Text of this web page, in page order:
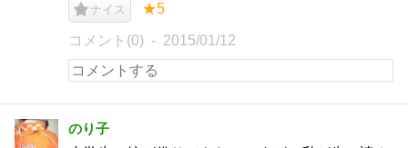
ナイス ★5
コメント(0) 2015/01/12
のり子